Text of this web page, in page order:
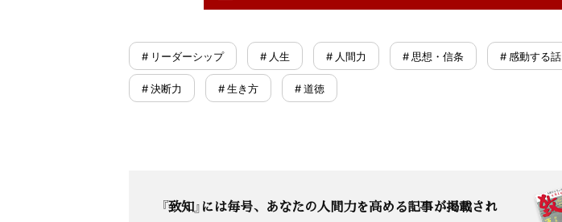
# リーダーシップ # 人生 # 人間力 # 思想・信条 # 感動する話
# 決断力 # 生き方 # 道徳
『致知』には毎号、あなたの人間力を高める記事が掲載され